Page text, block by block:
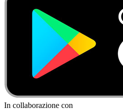
In collaborazione con